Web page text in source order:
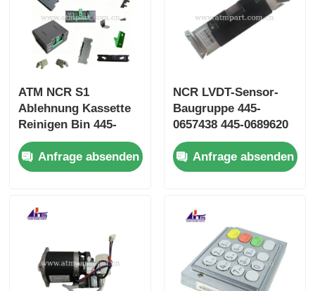
ATM NCR S1
Ablehnung Kassette
Reinigen Bin 445-
0603100 445-0663390
445-0693308
Anfrage absenden
NCR LVDT-Sensor-
Baugruppe 445-
0657438 445-0689620
445-0645443 445-
0672389
Anfrage absenden